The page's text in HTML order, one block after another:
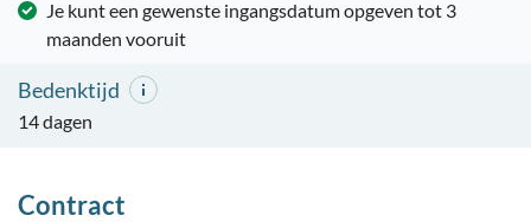
Je kunt een gewenste ingangsdatum opgeven tot 3
maanden vooruit
Bedenktijd
14 dagen
Contract